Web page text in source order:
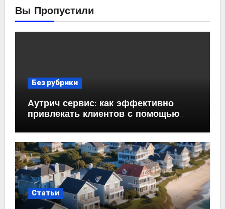
Вы Пропустили
Без рубрики
Аутрич сервис: как эффективно
привлекать клиентов с помощью
Статьи